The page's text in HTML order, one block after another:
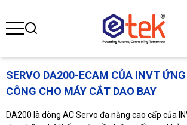
SERVO DA200-ECAM CỦA INVT
CÔNG CHO MÁY CẮT DAO BAY
DA200 là dòng AC Servo đa năng cao cấp của